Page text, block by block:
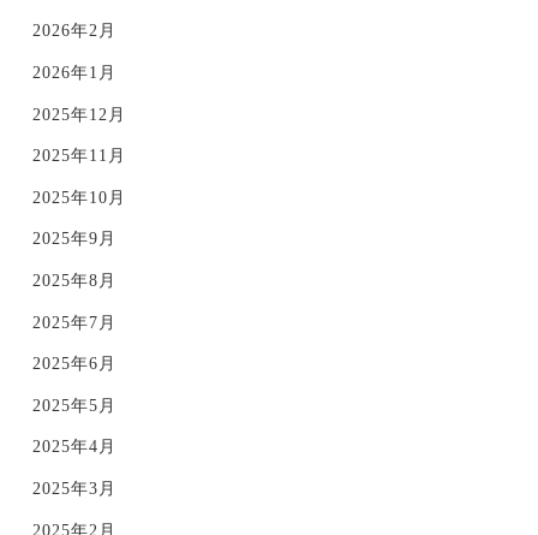
2026年2月
2026年1月
2025年12月
2025年11月
2025年10月
2025年9月
2025年8月
2025年7月
2025年6月
2025年5月
2025年4月
2025年3月
2025年2月